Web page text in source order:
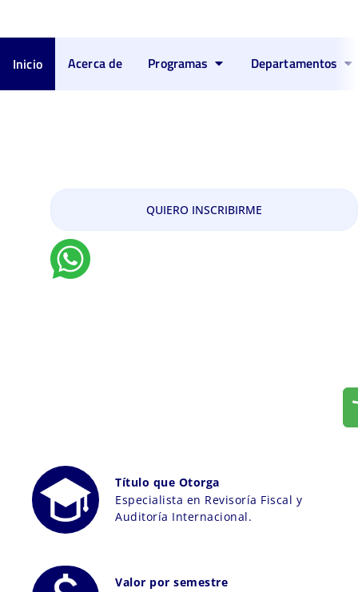
Inicio Acerca de Programas Departamentos
QUIERO INSCRIBIRME
Título que Otorga
Especialista en Revisoría Fiscal y
Auditoría Internacional.
Valor por semestre